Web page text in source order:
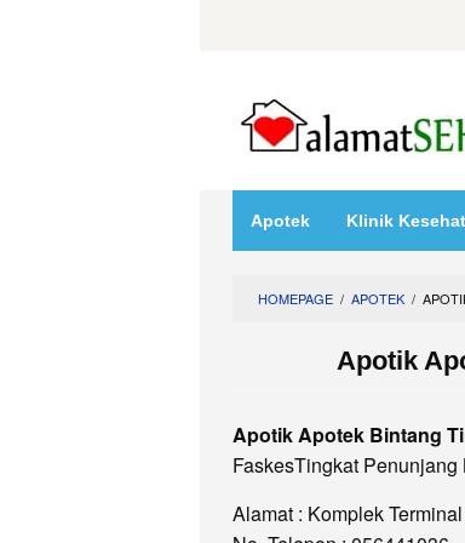
Apotek Klinik
HOMEPAGE / APOTEK /
Apotik
Apotik Apotek Bintang
FaskesTingkat
Alamat : Komplek